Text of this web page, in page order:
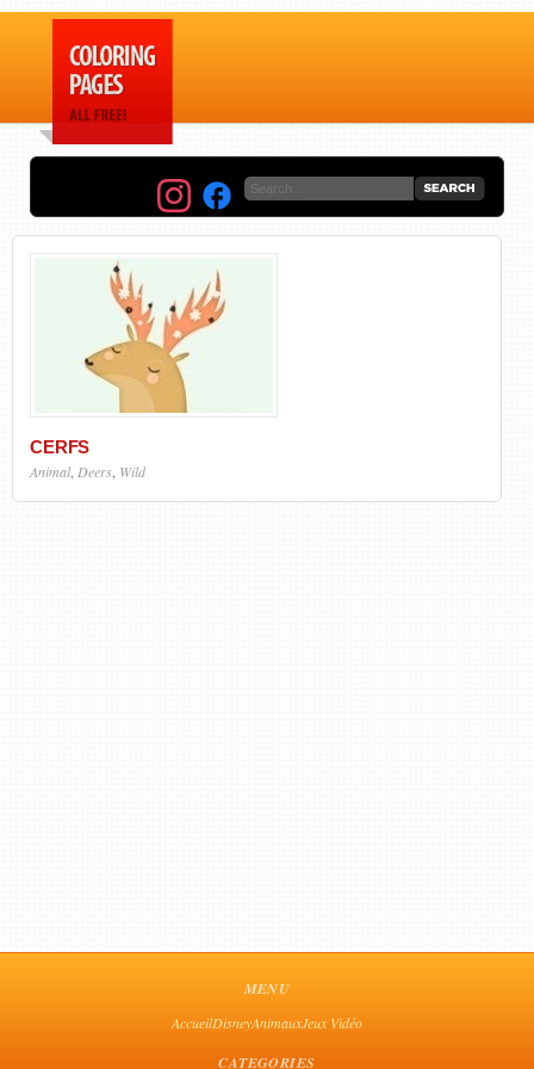
CERFS
Animal, Deers Wild
MENU
AccueilDisneyAnimauxJeux Vidéo
CATEGORIES